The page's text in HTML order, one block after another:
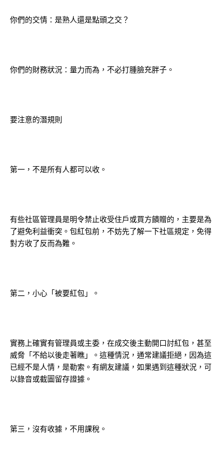
你們的交情：是熟人還是點頭之交？
你們的財務狀況：量力而為，不必打腫臉充胖子。
要注意的潛規則
第一，不是所有人都可以收。
有些社區管理員是明令禁止收受住戶或買方饋贈的，主要是為
了避免利益衝突。包紅包前，不妨先了解一下社區規定，免得
對方收了反而為難。
第二，小心「被要紅包」。
實務上確實有管理員或主委，在成交後主動開口討紅包，甚至
威脅「不給以後走著瞧」。這種情況，通常建議拒絕，因為這
已經不是人情，是勒索。有網友建議，如果遇到這種狀況，可
以錄音或截圖留存證據。
第三，沒有收據，不用課稅。